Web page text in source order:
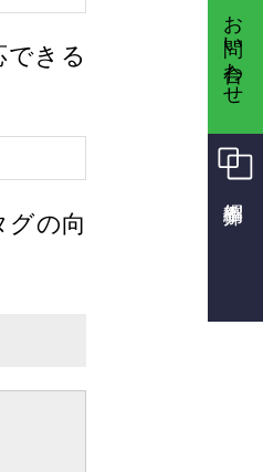
お問い合わせ
きる
グの向